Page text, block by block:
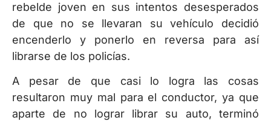
rebelde joven en sus intentos desesperados
de que no se llevaran su vehículo decidió
encenderlo y ponerlo en reversa para así
librarse de los policías.
A pesar de que casi lo logra las cosas
resultaron muy mal para el conductor, ya que
aparte de no lograr librar su auto, terminó